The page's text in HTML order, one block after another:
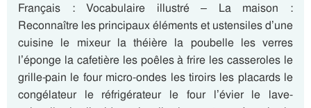
Français : Vocabulaire illustré – La maison :
Reconnaître les principaux éléments et ustensiles d’une
cuisine le mixeur la théière la poubelle les verres
l’éponge la cafetière les poêles à frire les casseroles le
grille-pain le four micro-ondes les tiroirs les placards le
congélateur le réfrigérateur le four l’évier le lave-